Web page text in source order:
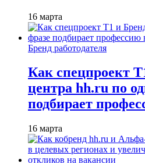
16 марта
Бренд работодателя
Как спецпроект
центра hh.ru по
подбирает
16 марта